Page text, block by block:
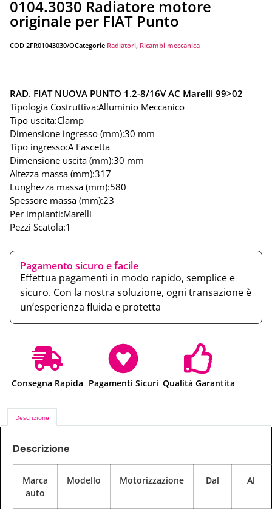
0104.3030 Radiatore motore
originale per FIAT Punto
COD 2FR01043030/OCategorie Radiatori, Ricambi meccanica
RAD. FIAT NUOVA PUNTO 1.2-8/16V AC Marelli 99>02
Tipologia Costruttiva:Alluminio Meccanico
Tipo uscita:Clamp
Dimensione ingresso (mm):30 mm
Tipo ingresso:A Fascetta
Dimensione uscita (mm):30 mm
Altezza massa (mm):317
Lunghezza massa (mm):580
Spessore massa (mm):23
Per impianti:Marelli
Pezzi Scatola:1
Pagamento sicuro e facile
Effettua pagamenti in modo rapido, semplice e
sicuro. Con la nostra soluzione, ogni transazione è
un’esperienza fluida e protetta
Consegna Rapida Pagamenti Sicuri Qualità Garantita
Descrizione
Descrizione
Marca
auto
Modello Motorizzazione Dal Al